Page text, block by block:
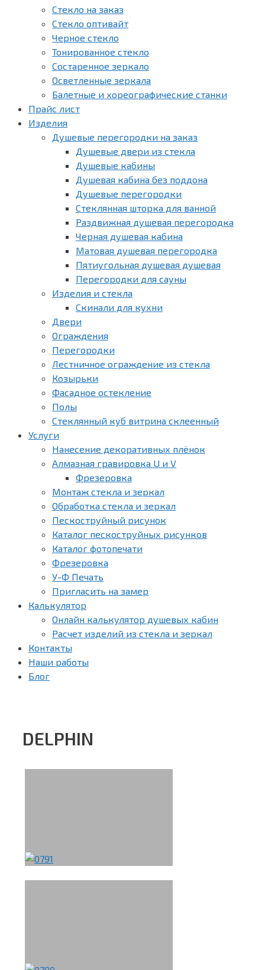
Стекло на заказ
Стекло оптивайт
Черное стекло
Тонированное стекло
Состаренное зеркало
Осветленные зеркала
Балетные и хореографические станки
Прайс лист
Изделия
Душевые перегородки на заказ
Душевые двери из стекла
Душевые кабины
Душевая кабина без поддона
Душевые перегородки
Стеклянная шторка для ванной
Раздвижная душевая перегородка
Черная душевая кабина
Матовая душевая перегородка
Пятиугольная душевая душевая
Перегородки для сауны
Изделия и стекла
Скинали для кухни
Двери
Ограждения
Перегородки
Лестничное ограждение из стекла
Козырьки
Фасадное остекление
Полы
Стеклянный куб витрина склеенный
Услуги
Нанесение декоративных плёнок
Алмазная гравировка U и V
Фрезеровка
Монтаж стекла и зеркал
Обработка стекла и зеркал
Пескоструйный рисунок
Каталог пескоструйных рисунков
Каталог фотопечати
Фрезеровка
У-Ф Печать
Пригласить на замер
Калькулятор
Онлайн калькулятор душевых кабин
Расчет изделий из стекла и зеркал
Контакты
Наши работы
Блог
DELPHIN